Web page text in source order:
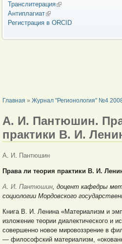
Транслитерация(внешняя ссылка)
Антиплагиат(внешняя ссылка)
Регистрация в ORCID
ВЫ ЗДЕСЬ
Главная » Журнал "Регионология" №4
А. И. Пантюшин.
практики В. И.
А. И. Пантюшин
Права ли теория практики В. И.
А. И. Пантюшин, доцент кафедры
социологии Мордовского
Книга В. И. Ленина «Материализм и
изложение теории диалектического и
совершенно новое мировоззрение в
— философский материализм,